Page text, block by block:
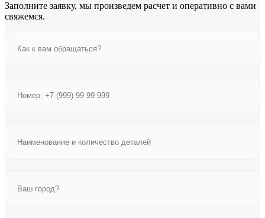
Заполните заявку, мы произведем расчет и оперативно с вами
свяжемся.